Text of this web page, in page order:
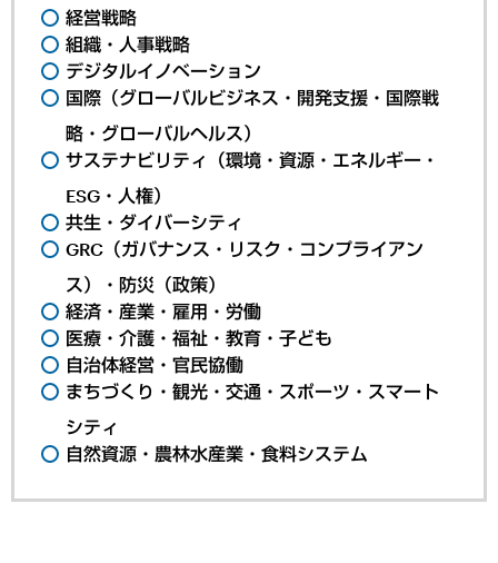
経営戦略
組織・人事戦略
デジタルイノベーション
国際（グローバルビジネス・開発支援・国際戦
略・グローバルヘルス）
サステナビリティ（環境・資源・エネルギー・
ESG・人権）
共生・ダイバーシティ
GRC（ガバナンス・リスク・コンプライアン
ス）・防災（政策）
経済・産業・雇用・労働
医療・介護・福祉・教育・子ども
自治体経営・官民協働
まちづくり・観光・交通・スポーツ・スマート
シティ
自然資源・農林水産業・食料システム